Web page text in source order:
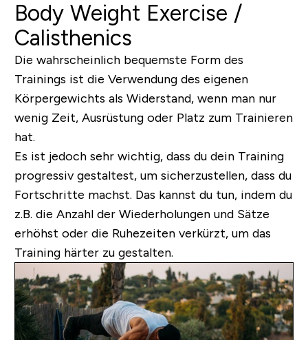
Body Weight Exercise /
Calisthenics
Die wahrscheinlich bequemste Form des
Trainings ist die Verwendung des eigenen
Körpergewichts als Widerstand, wenn man nur
wenig Zeit, Ausrüstung oder Platz zum Trainieren
hat.
Es ist jedoch sehr wichtig, dass du dein Training
progressiv gestaltest, um sicherzustellen, dass du
Fortschritte machst. Das kannst du tun, indem du
z.B. die Anzahl der Wiederholungen und Sätze
erhöhst oder die Ruhezeiten verkürzt, um das
Training härter zu gestalten.